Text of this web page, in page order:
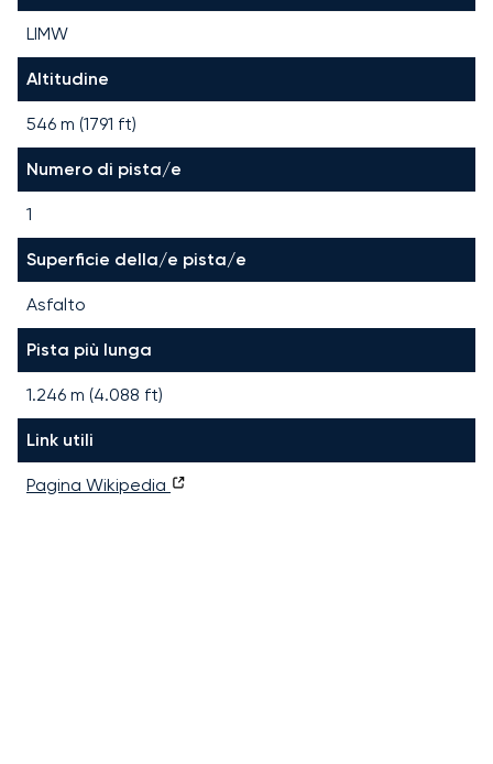
LIMW
Altitudine
546 m (1791 ft)
Numero di pista/e
1
Superficie della/e pista/e
Asfalto
Pista più lunga
1.246 m (4.088 ft)
Link utili
Pagina Wikipedia